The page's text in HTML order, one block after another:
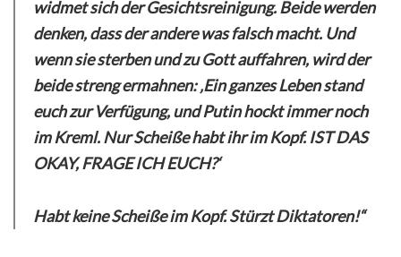
widmet sich der Gesichtsreinigung. Beide werden
denken, dass der andere was falsch macht. Und
wenn sie sterben und zu Gott auffahren, wird der
beide streng ermahnen: ‚Ein ganzes Leben stand
euch zur Verfügung, und Putin hockt immer noch
im Kreml. Nur Scheiße habt ihr im Kopf. IST DAS
OKAY, FRAGE ICH EUCH?‘
Habt keine Scheiße im Kopf. Stürzt Diktatoren!“